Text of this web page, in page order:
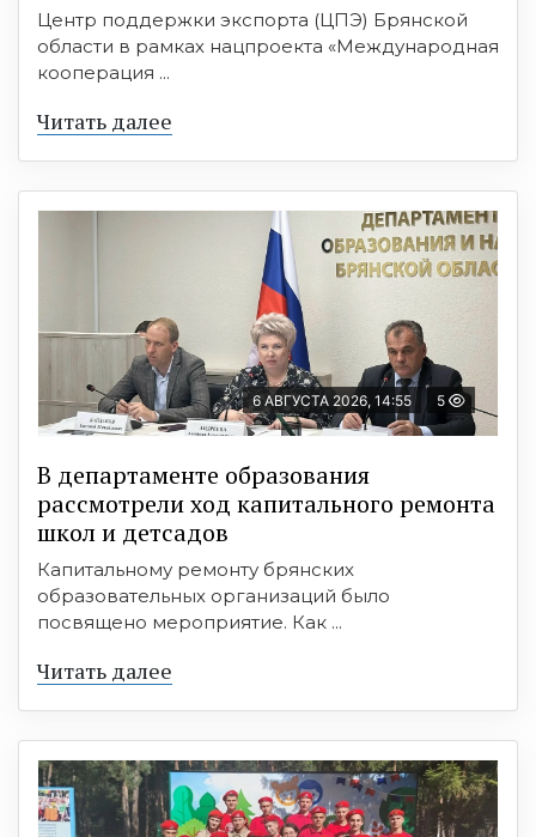
Центр поддержки экспорта (ЦПЭ) Брянской
области в рамках нацпроекта «Международная
кооперация ...
Читать далее
6 АВГУСТА 2026, 14:55 5
В департаменте образования
рассмотрели ход капитального ремонта
школ и детсадов
Капитальному ремонту брянских
образовательных организаций было
посвящено мероприятие. Как ...
Читать далее